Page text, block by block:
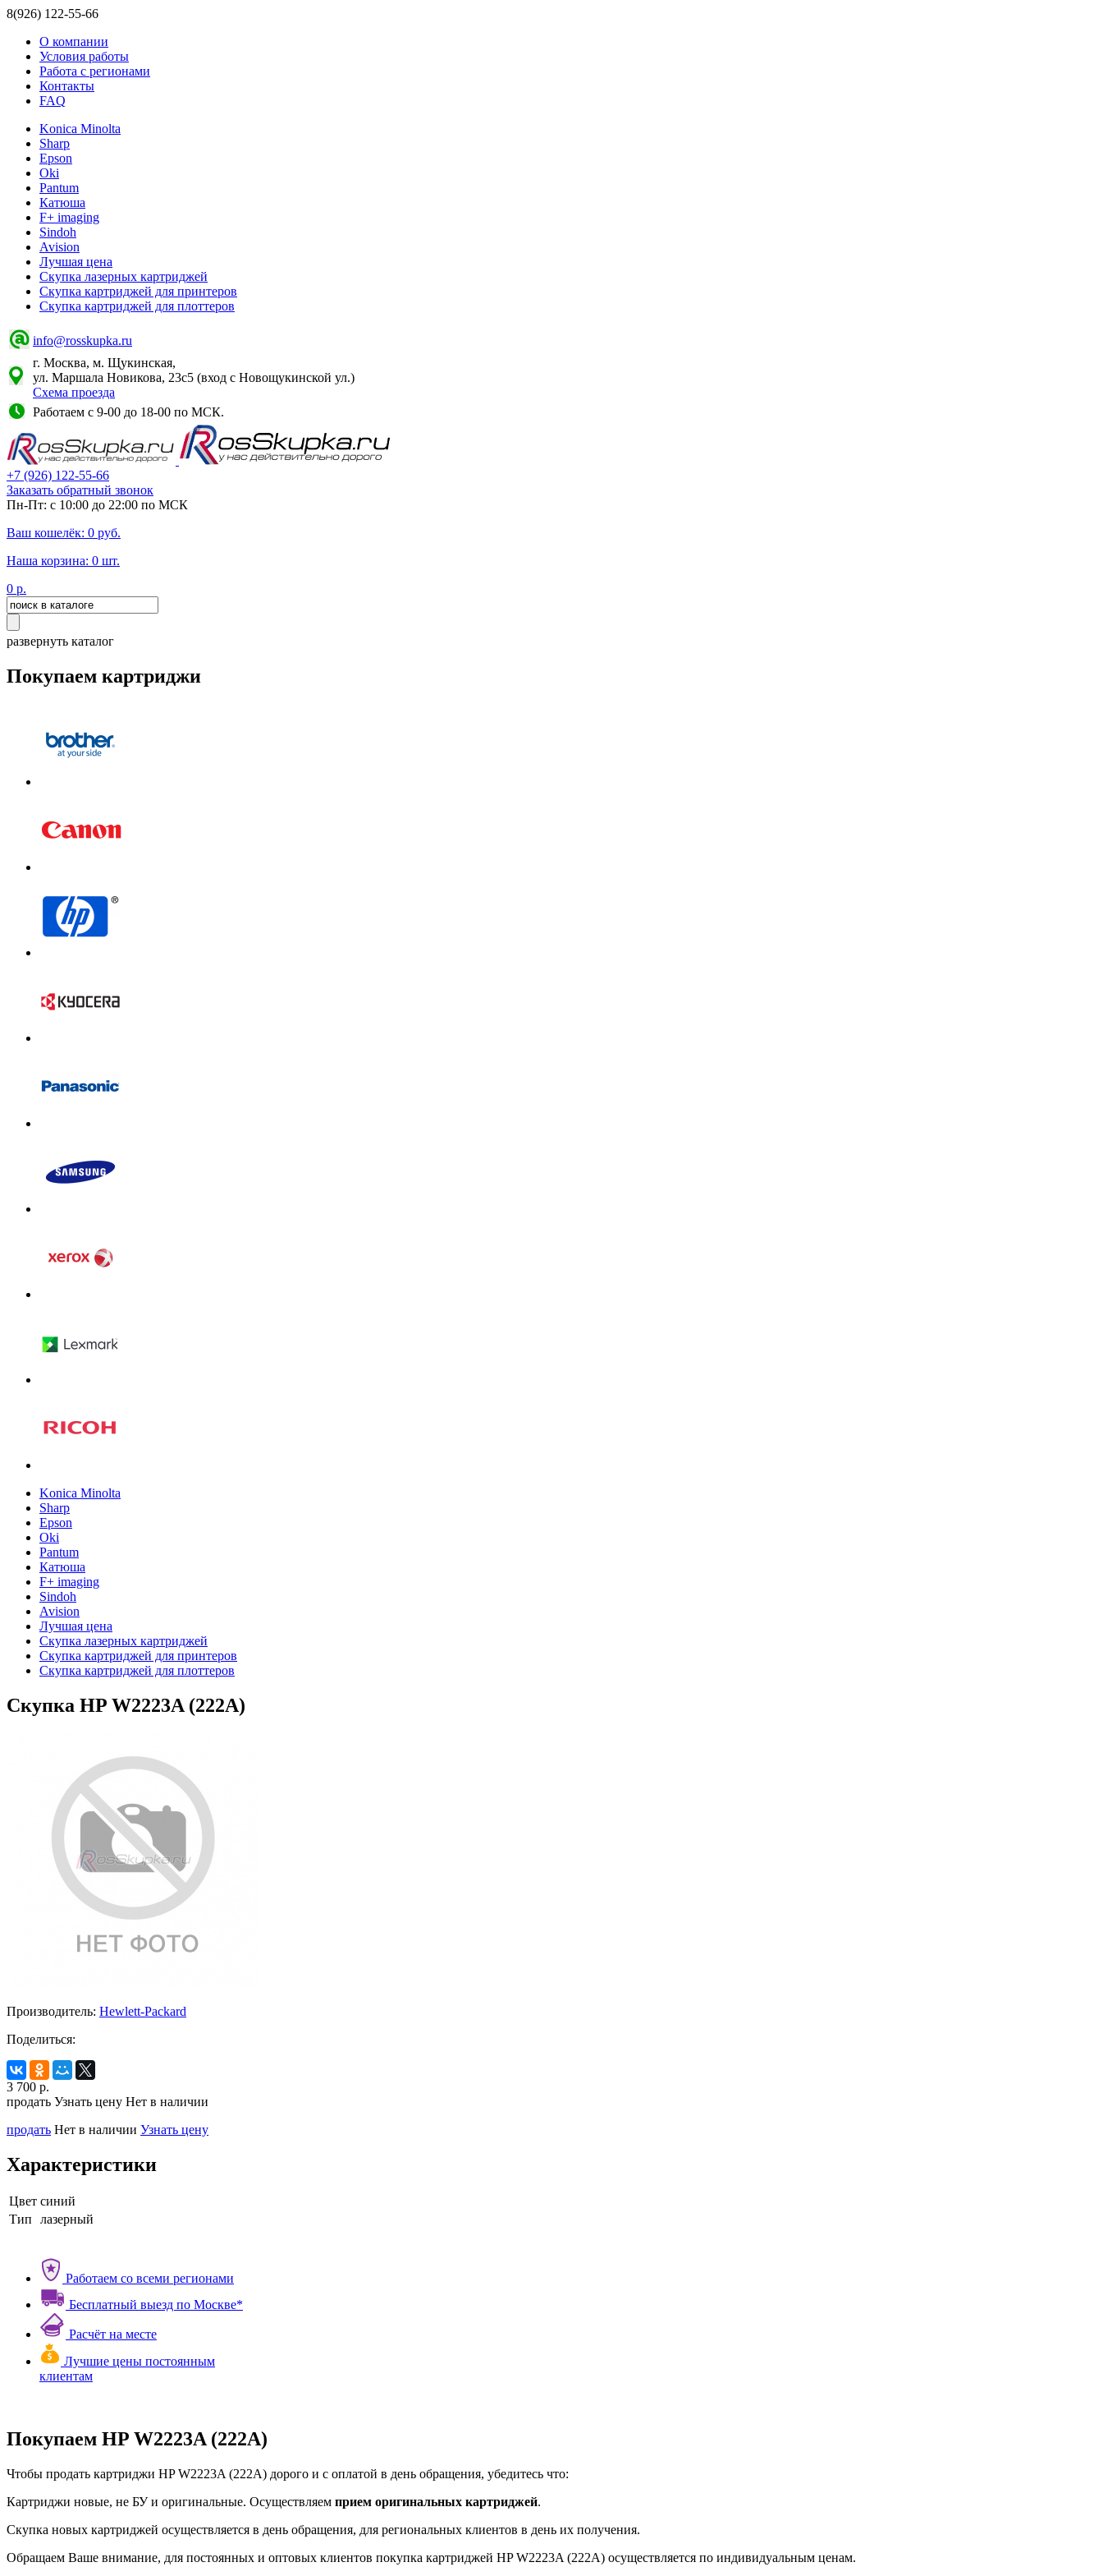
8(926) 122-55-66
О компании
Условия работы
Работа с регионами
Контакты
FAQ
Konica Minolta
Sharp
Epson
Oki
Pantum
Катюша
F+ imaging
Sindoh
Avision
Лучшая цена
Скупка лазерных картриджей
Скупка картриджей для принтеров
Скупка картриджей для плоттеров
info@rosskupka.ru
г. Москва, м. Щукинская,
ул. Маршала Новикова, 23с5 (вход с Новощукинской ул.)
Схема проезда
Работаем с 9-00 до 18-00 по МСК.
+7 (926) 122-55-66
Заказать обратный звонок
Пн-Пт: с 10:00 до 22:00 по МСК
Ваш кошелёк: 0 руб.
Наша корзина: 0 шт.
0 р.
развернуть каталог
Покупаем картриджи
Konica Minolta
Sharp
Epson
Oki
Pantum
Катюша
F+ imaging
Sindoh
Avision
Лучшая цена
Скупка лазерных картриджей
Скупка картриджей для принтеров
Скупка картриджей для плоттеров
Скупка HP W2223A (222A)
Производитель: Hewlett-Packard
Поделиться:
3 700 р.
продать Узнать цену Нет в наличии
продать Нет в наличии Узнать цену
Характеристики
Цвет синий
Тип
лазерный
Работаем со всеми регионами
Бесплатный выезд по Москве*
Расчёт на месте
Лучшие цены постоянным
клиентам
Покупаем HP W2223A (222A)
Чтобы продать картриджи HP W2223A (222A) дорого и с оплатой в день обращения, убедитесь что:
Картриджи новые, не БУ и оригинальные. Осуществляем прием оригинальных картриджей.
Скупка новых картриджей осуществляется в день обращения, для региональных клиентов в день их получения.
Обращаем Ваше внимание, для постоянных и оптовых клиентов покупка картриджей HP W2223A (222A) осуществляется по индивидуальным ценам.